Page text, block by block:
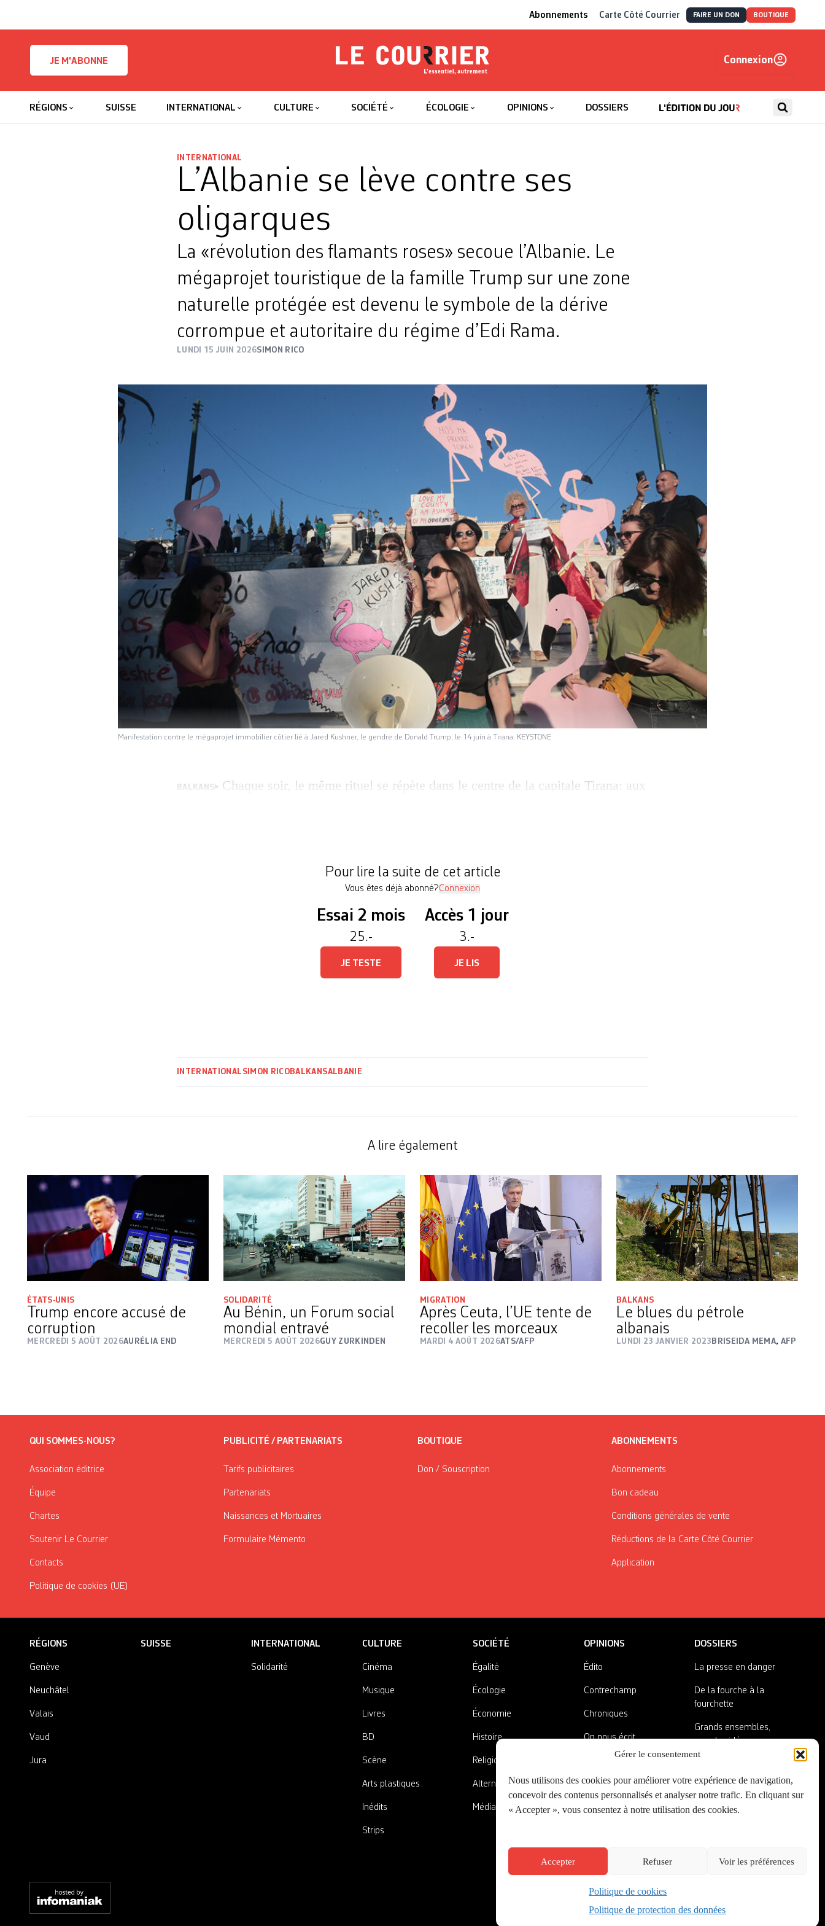
Gérer le consentement
Nous utilisons des cookies pour améliorer votre expérience de navigation,
concevoir des contenus personnalisés et analyser notre trafic. En cliquant sur
« Accepter », vous consentez à notre utilisation des cookies.
Accepter Refuser Voir les préférences
Politique de cookies
Politique de protection des données
Abonnements Carte Côté Courrier FAIRE UN DON BOUTIQUE
JE M'ABONNE
Le Courrier
Connexion
RÉGIONS SUISSE INTERNATIONAL CULTURE SOCIÉTÉ ÉCOLOGIE OPINIONS DOSSIERS
INTERNATIONAL
L’Albanie se lève contre ses
oligarques
La «révolution des flamants roses» secoue l’Albanie. Le
mégaprojet touristique de la famille Trump sur une zone
naturelle protégée est devenu le symbole de la dérive
corrompue et autoritaire du régime d’Edi Rama.
LUNDI 15 JUIN 2026SIMON RICO
Manifestation contre le mégaprojet immobilier côtier lié à Jared Kushner, le gendre de Donald Trump, le 14 juin à Tirana. KEYSTONE
BALKANS
Chaque soir, le même rituel se répète dans le centre de la capitale Tirana: aux
Pour lire la suite de cet article
Vous êtes déjà abonné?Connexion
Essai 2 mois
25.-
JE TESTE
Accès 1 jour
3.-
JE LIS
INTERNATIONAL SIMON RICO BALKANSALBANIE
A lire également
ÉTATS-UNIS
Trump encore accusé de
corruption
MERCREDI 5 AOÛT 2026AURÉLIA END
SOLIDARITÉ
Au Bénin, un Forum social
mondial entravé
MERCREDI 5 AOÛT 2026GUY ZURKINDEN
MIGRATION
Après Ceuta, l’UE tente de
recoller les morceaux
MARDI 4 AOÛT 2026ATS/AFP
BALKANS
Le blues du pétrole
albanais
LUNDI 23 JANVIER 2023 BRISEIDA MEMA, AFP
QUI SOMMES-NOUS?
Association éditrice
Équipe
Chartes
Soutenir Le Courrier
Contacts
Politique de cookies (UE)
PUBLICITÉ / PARTENARIATS
Tarifs publicitaires
Partenariats
Naissances et Mortuaires
Formulaire Mémento
BOUTIQUE
Don / Souscription
ABONNEMENTS
Abonnements
Bon cadeau
Conditions générales de vente
Réductions de la Carte Côté Courrier
Application
RÉGIONS
Genève
Neuchâtel
Valais
Vaud
Jura
SUISSE INTERNATIONAL
Solidarité
CULTURE
Cinéma
Musique
Livres
BD
Scène
Arts plastiques
Inédits
Strips
SOCIÉTÉ
Égalité
Écologie
Économie
Histoire
Religions
Alternatives
Médias
OPINIONS
Édito
Contrechamp
Chroniques
On nous écrit
A côté de la plaque
DOSSIERS
La presse en danger
De la fourche à la
fourchette
Grands ensembles,
grandes idées
Créé par